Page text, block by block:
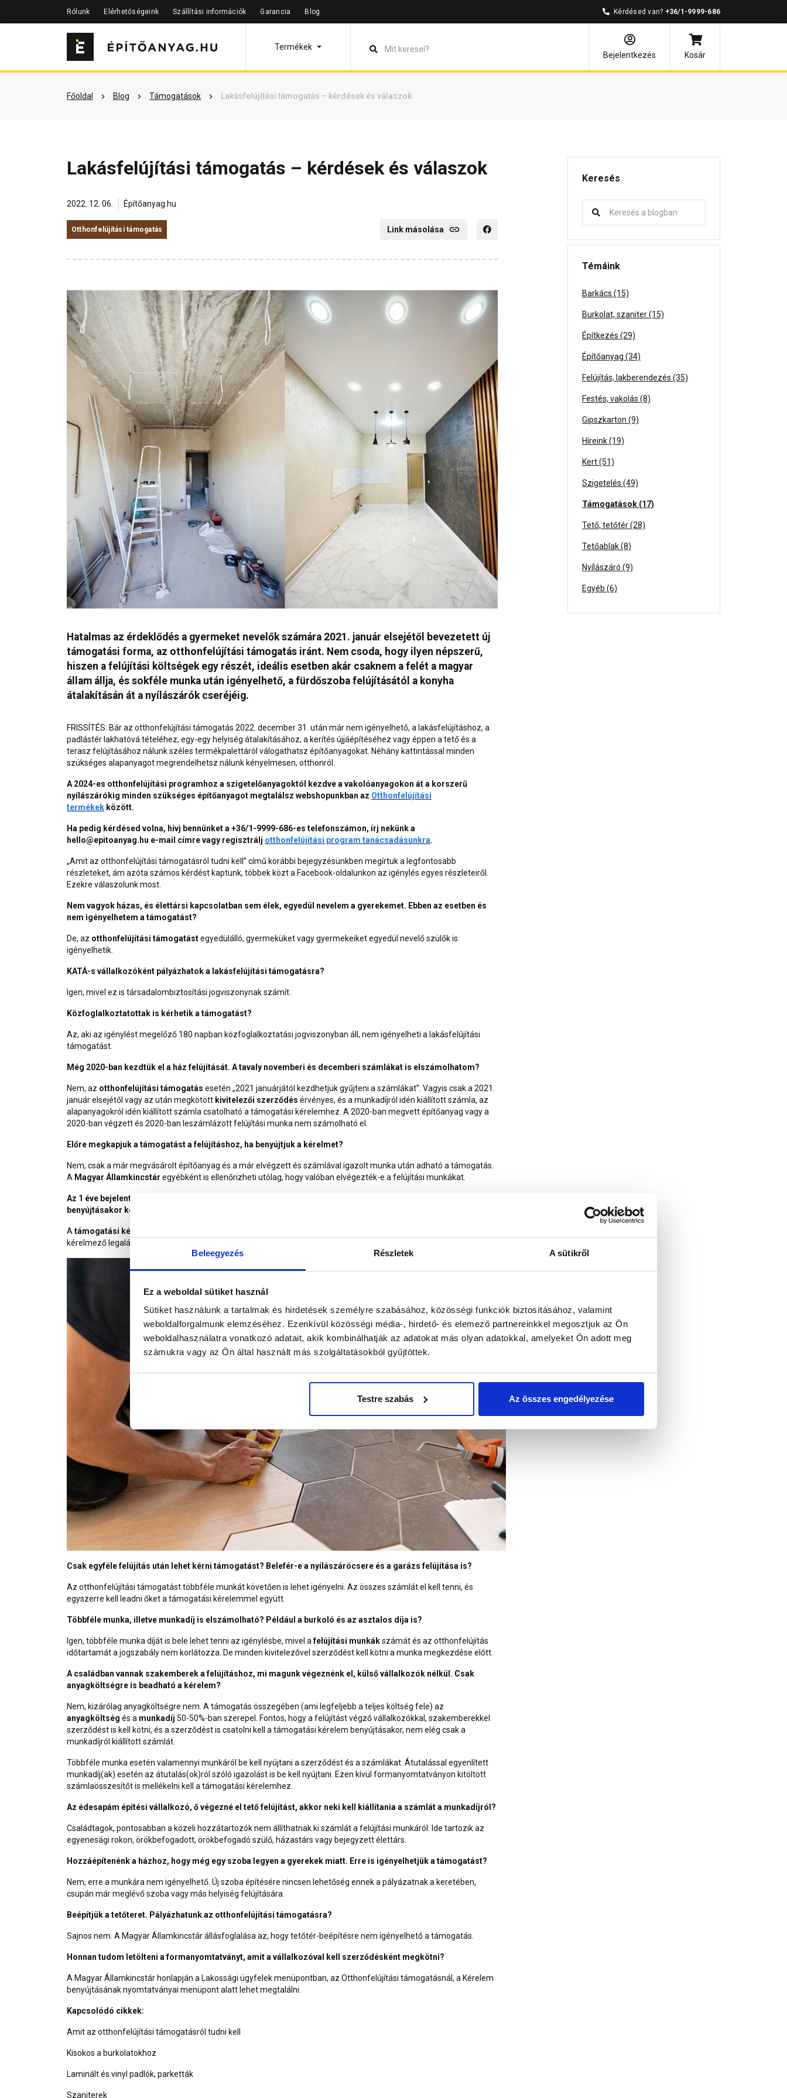
Beleegyezés Részletek A sütikről
Ez a weboldal sütiket használ
Sütiket használunk a tartalmak és hirdetések személyre szabásához, közösségi funkciók biztosításához, valamint
weboldalforgalmunk elemzéséhez. Ezenkívül közösségi média-, hirdető- és elemező partnereinkkel megosztjuk az Ön
weboldalhasználatra vonatkozó adatait, akik kombinálhatják az adatokat más olyan adatokkal, amelyeket Ön adott meg
számukra vagy az Ön által használt más szolgáltatásokból gyűjtöttek.
Testre szabás Az összes engedélyezése
Rólunk Elérhetőségeink Szállítási információk Garancia Blog Kérdésed van? +36/1-9999-686
Termékek
Bejelentkezés
Kosár
Főoldal Blog Támogatások Lakásfelújítási támogatás – kérdések és válaszok
Lakásfelújítási támogatás – kérdések és válaszok
2022. 12. 06. Építőanyag.hu
Otthonfelújítási támogatás Link másolása
Hatalmas az érdeklődés a gyermeket nevelők számára 2021. január elsejétől bevezetett új
támogatási forma, az otthonfelújítási támogatás iránt. Nem csoda, hogy ilyen népszerű,
hiszen a felújítási költségek egy részét, ideális esetben akár csaknem a felét a magyar
állam állja, és sokféle munka után igényelhető, a fürdőszoba felújításától a konyha
átalakításán át a nyílászárók cseréjéig.
FRISSÍTÉS: Bár az otthonfelújítási támogatás 2022. december 31. után már nem igényelhető, a lakásfelújításhoz, a
padlástér lakhatóvá tételéhez, egy-egy helyiség átalakításához, a kerítés újjáépítéséhez vagy éppen a tetőés a
terasz felújításához nálunk széles termékpalettáról válogathatsz építőanyagokat. Néhány kattintással minden
szükséges alapanyagot megrendelhetsz nálunk kényelmesen, otthonról.
A 2024-es otthonfelújítási programhoz a szigetelőanyagoktól kezdve a vakolóanyagokon át a korszerű
nyílászárókig minden szükséges építőanyagot megtalálsz webshopunkban az Otthonfelújítási
termékek között.
Ha pedig kérdésed volna, hívj bennünket a +36/1-9999-686-es telefonszámon, írj nekünk a
hello@epitoanyag.hu e-mail címre vagy regisztrálj otthonfelújítási program tanácsadásunkra.
„Amit az otthonfelújítási támogatásról tudni kell ” című korábbi bejegyzésünkben megírtuk a legfontosabb
részleteket, ám azóta számos kérdést kaptunk, többek közt a Facebook-oldalunkon az igénylés egyes részleteiről.
Ezekre válaszolunk most.
Nem vagyok házas, és élettársi kapcsolatban sem élek, egyedül nevelem a gyerekemet. Ebben az esetben és
nem igényelhetem a támogatást?
De, az otthonfelújítási támogatástegyedülálló, gyermeküket vagy gyermekeiket egyedül nevelő szülők is
igényelhetik.
KATÁ-s vállalkozóként pályázhatok a lakásfelújítási támogatásra?
Igen, mivel ez is társadalombiztosítási jogviszonynak számít.
Közfoglalkoztatottak is kérhetik a támogatást?
Az, aki az igénylést megelőző 180 napban közfoglalkoztatási jogviszonyban áll, nem igényelheti a lakásfelújítási
támogatást.
Még 2020-ban kezdtük el a ház felújítását. A tavaly novemberi és decemberi számlákat is elszámolhatom?
Nem, az otthonfelújítási támogatás esetén „2021 januárjától kezdhetjük gyűjteni a számlákat”. Vagyis csak a 2021.
január elsejétől vagy az után megkötött kivitelezői szerződés érvényes, és a munkadíjról idén kiállított számla, az
alapanyagokról idén kiállított számla csatolható a támogatási kérelemhez. A 2020-ban megvett építőanyag vagy a
2020-ban végzett és 2020-ban leszámlázott felújítási munka nem számolható el.
Előre megkapjuk a támogatást a felújításhoz, ha benyújtjuk a kérelmet?
Nem, csak a már megvásárolt építőanyag és a már elvégzett és számlával igazolt munka után adható a támogatás.
A Magyar Államkincstár egyébként is ellenőrizheti utólag, hogy valóban elvégezték-e a felújítási munkákat.
Az 1 éve bejelentett lakcímnek a felújítási munka elkezdésekor vagy a munka végeztével az igénylés
benyújtásakor kell meglennie?
A támogatási kérelem
kérelmező legalább 1 éve be van jelentve abba az ingatlanba, ahol a felújítási munkákat végezték.
Csak egyféle felújítás után lehet kérni támogatást? Belefér-e a nyílászárócsere és a garázs felújítása is?
Az otthonfelújítási támogatást többféle munkát követően is lehet igényelni. Az összes számlát el kell tenni, és
egyszerre kell leadni őket a támogatási kérelemmel együtt.
Többféle munka, illetve munkadíj is elszámolható? Például a burkoló és az asztalos díja is?
Igen, többféle munka díját is bele lehet tenni az igénylésbe, mivel afelújítási munkákszámát és az otthonfelújítás
időtartamát a jogszabály nem korlátozza. De minden kivitelezővel szerződést kell kötni a munka megkezdése előtt.
A családban vannak szakemberek a felújításhoz, mi magunk végeznénk el, külső vállalkozók nélkül. Csak
anyagköltségre is beadható a kérelem?
Nem, kizárólag anyagköltségre nem. A támogatás összegében (ami legfeljebb a teljes költség fele) az
anyagköltség és a munkadíj 50-50%-ban szerepel. Fontos, hogy a felújítást végző vállalkozókkal, szakemberekkel
szerződést is kell kötni, és a szerződést is csatolni kell a támogatási kérelem benyújtásakor, nem elég csak a
munkadíjról kiállított számlát.
Többféle munka esetén valamennyi munkáról be kell nyújtani a szerződést és a számlákat. Átutalással egyenlített
munkadíj(ak) esetén az átutalás(ok)ról szóló igazolást is be kell nyújtani. Ezen kívül formanyomtatványon kitöltött
számlaösszesítőt is mellékelni kell a támogatási kérelemhez.
Az édesapám építési vállalkozó, ő végezné el tető felújítást, akkor neki kell kiállítania a számlát a munkadíjról?
Családtagok, pontosabban a közeli hozzátartozók nem állíthatnak ki számlát a felújítási munkáról. Ide tartozik az
egyenesági rokon, örökbefogadott, örökbefogadó szülő, házastárs vagy bejegyzett élettárs.
Hozzáépítenénk a házhoz, hogy még egy szoba legyen a gyerekek miatt. Erre is igényelhetjük a támogatást?
Nem, erre a munkára nem igényelhető. Új szoba építésére nincsen lehetőség ennek a pályázatnak a keretében,
csupán már meglévő szoba vagy más helyiség felújítására.
Beépítjük a tetőteret. Pályázhatunk az otthonfelújítási támogatásra?
Sajnos nem. A Magyar Államkincstár állásfoglalása az, hogy tetőtér-beépítésre nem igényelhető a támogatás.
Honnan tudom letölteni a formanyomtatványt, amit a vállalkozóval kell szerződésként megkötni?
A Magyar Államkincstár honlapján a Lakossági ügyfelek menüpontban, az Otthonfelújítási támogatásnál, a Kérelem
benyújtásának nyomtatványai menüpont alatt lehet megtalálni.
Kapcsolódó cikkek:
Amit az otthonfelújítási támogatásról tudni kell
Kisokos a burkolatokhoz
Laminált és vinyl padlók, parketták
Szaniterek
Keresés
Témáink
Barkács (15)
Burkolat, szaniter (15)
Építkezés (29)
Építőanyag (34)
Felújítás, lakberendezés (35)
Festés, vakolás (8)
Gipszkarton (9)
Híreink (19)
Kert (51)
Szigetelés (49)
Támogatások (17)
Tető, tetőtér (28)
Tetőablak (8)
Nyílászáró (9)
Egyéb (6)